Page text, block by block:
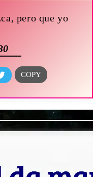
pero que yo